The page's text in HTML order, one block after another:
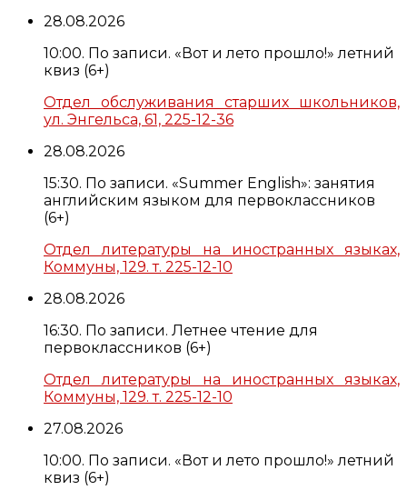
28.08.2026
10:00. По записи. «Вот и лето прошло!» летний
квиз (6+)
Отдел обслуживания старших школьников,
ул. Энгельса, 61, 225-12-36
28.08.2026
15:30. По записи. «Summer English»: занятия
английским языком для первоклассников
(6+)
Отдел литературы на иностранных языках,
Коммуны, 129. т. 225-12-10
28.08.2026
16:30. По записи. Летнее чтение для
первоклассников (6+)
Отдел литературы на иностранных языках,
Коммуны, 129. т. 225-12-10
27.08.2026
10:00. По записи. «Вот и лето прошло!» летний
квиз (6+)